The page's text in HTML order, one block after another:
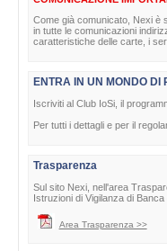
Come già comunicato, Nexi è
in tutte le comunicazioni
caratteristiche delle carte, i
ENTRA IN UN MONDO DI
Iscriviti al Club IoSi, il
Per tutti i dettagli e per il
Trasparenza
Sul sito Nexi, nell'area
Istruzioni di Vigilanza di
Area Trasparenza >>